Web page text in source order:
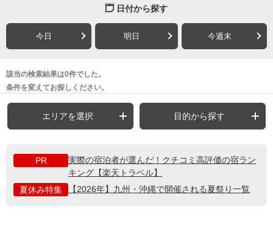
日付から探す
今日 明日 今週末
該当の検索結果は0件でした。
条件を変えてお探しください。
エリアを選択 目的から探す
PR
実際の宿泊者が選んだ！クチコミ高評価の宿ラン
キング【楽天トラベル】
夏休み特集
【2026年】九州・沖縄で開催される夏祭り一覧